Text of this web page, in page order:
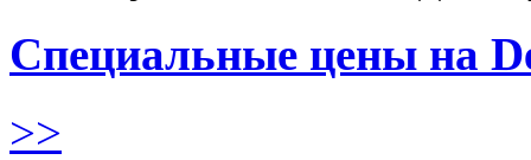
Специальные цены на
>>